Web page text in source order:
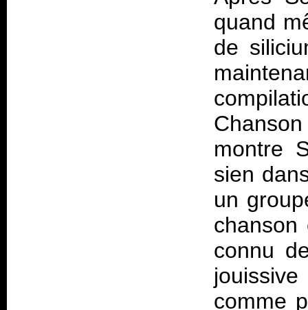
quand
de
montre
sien
un
chanson
connu
comme